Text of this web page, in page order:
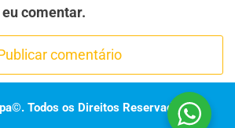
comentar.
Todos os Direitos Reservados.